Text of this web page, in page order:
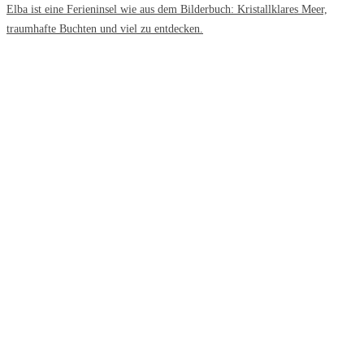
Elba ist eine Ferieninsel wie aus dem Bilderbuch: Kristallklares Meer,
traumhafte Buchten und viel zu entdecken.